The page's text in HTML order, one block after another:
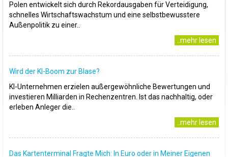
Polen entwickelt sich durch Rekordausgaben für Verteidigung,
schnelles Wirtschaftswachstum und eine selbstbewusstere
Außenpolitik zu einer..
..mehr lesen
Wird der KI-Boom zur Blase?
KI-Unternehmen erzielen außergewöhnliche Bewertungen und
investieren Milliarden in Rechenzentren. Ist das nachhaltig, oder
erleben Anleger die..
..mehr lesen
Das Kartenterminal Fragte Mich: In Euro oder in Meiner Eigenen